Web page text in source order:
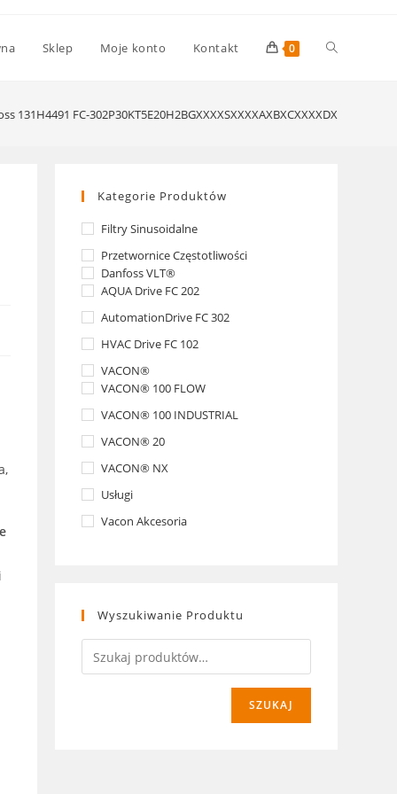
Sklep Moje konto Kontakt 0 Toggle
website
131H4491 FC-302P30KT5E20H2BGXXXXSXXXXAXBXCXXXXDX
Kategorie Produktów
Filtry Sinusoidalne
Przetwornice Częstotliwości
Danfoss VLT®
AQUA Drive FC 202
AutomationDrive FC 302
HVAC Drive FC 102
VACON®
VACON® 100 FLOW
VACON® 100 INDUSTRIAL
VACON® 20
VACON® NX
Usługi
Vacon Akcesoria
Wyszukiwanie Produktu
SZUKAJ